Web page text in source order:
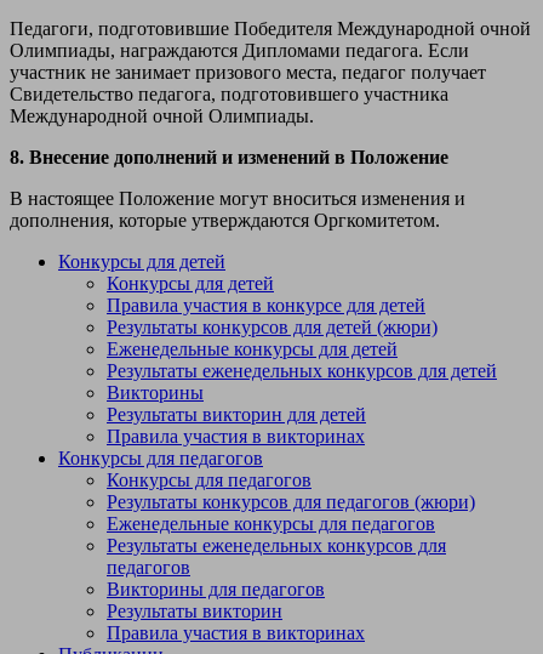
Педагоги, подготовившие Победителя Международной очной
Олимпиады, награждаются Дипломами педагога. Если
участник не занимает призового места, педагог получает
Свидетельство педагога, подготовившего участника
Международной очной Олимпиады.
8. Внесение дополнений и изменений в Положение
В настоящее Положение могут вноситься изменения и
дополнения, которые утверждаются Оргкомитетом.
Конкурсы для детей
Конкурсы для детей
Правила участия в конкурсе для детей
Результаты конкурсов для детей (жюри)
Еженедельные конкурсы для детей
Результаты еженедельных конкурсов для детей
Викторины
Результаты викторин для детей
Правила участия в викторинах
Конкурсы для педагогов
Конкурсы для педагогов
Результаты конкурсов для педагогов (жюри)
Еженедельные конкурсы для педагогов
Результаты еженедельных конкурсов для
педагогов
Викторины для педагогов
Результаты викторин
Правила участия в викторинах